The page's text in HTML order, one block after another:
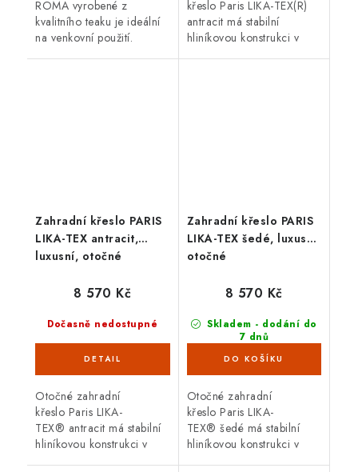
ROMA vyrobené z
kvalitního teaku je ideální
na venkovní použití.
křeslo Paris LIKA-TEX(R)
antracit má stabilní
hliníkovou konstrukci v
Zahradní křeslo PARIS
LIKA-TEX antracit,
luxusní, otočné
Dočasně nedostupné
8 570 Kč
Otočné zahradní
křeslo Paris LIKA-
TEX® antracit má stabilní
hliníkovou konstrukci v
Zahradní křeslo PARIS
LIKA-TEX šedé, luxusní,
otočné
Skladem - dodání do
7 dnů
8 570 Kč
Otočné zahradní
křeslo Paris LIKA-
TEX® šedé má stabilní
hliníkovou konstrukci v